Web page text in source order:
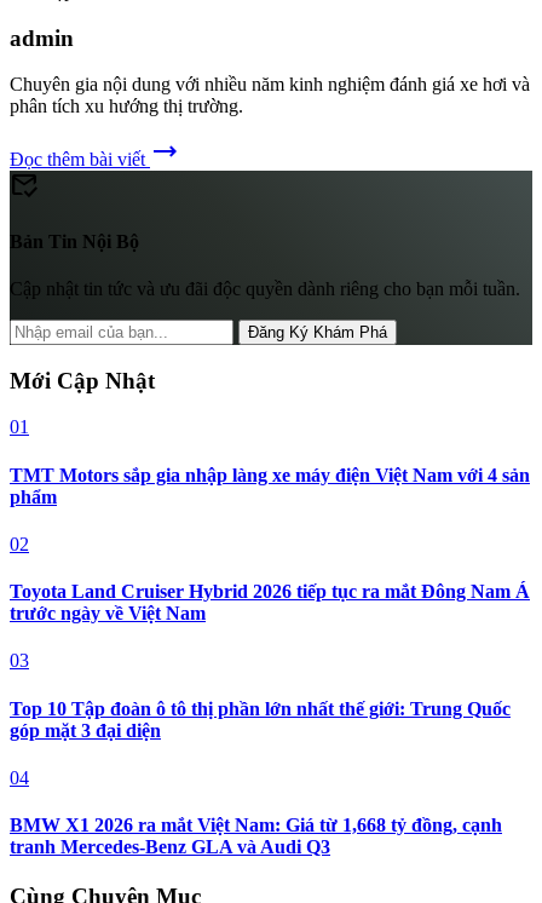
admin
Chuyên gia nội dung với nhiều năm kinh nghiệm đánh giá xe hơi và
phân tích xu hướng thị trường.
Đọc thêm bài viết trending_flat
mark_email_read
Bản Tin Nội Bộ
Cập nhật tin tức và ưu đãi độc quyền dành riêng cho bạn mỗi tuần.
Đăng Ký Khám Phá
Mới Cập Nhật
01
TMT Motors sắp gia nhập làng xe máy điện Việt Nam với 4 sản
phẩm
02
Toyota Land Cruiser Hybrid 2026 tiếp tục ra mắt Đông Nam Á
trước ngày về Việt Nam
03
Top 10 Tập đoàn ô tô thị phần lớn nhất thế giới: Trung Quốc
góp mặt 3 đại diện
04
BMW X1 2026 ra mắt Việt Nam: Giá từ 1,668 tỷ đồng, cạnh
tranh Mercedes-Benz GLA và Audi Q3
Cùng Chuyên Mục